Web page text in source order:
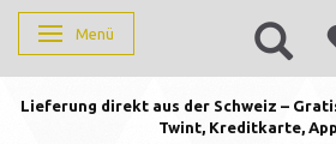
Anzeige ändern
Menü
Lieferung direkt aus der Schweiz –
Twint, Kreditkarte,